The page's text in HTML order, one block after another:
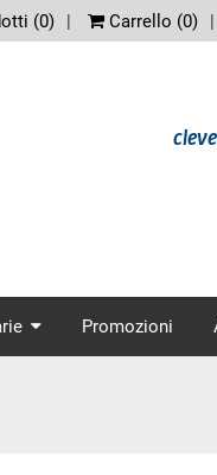
(0) Carrello (0)
Promozioni